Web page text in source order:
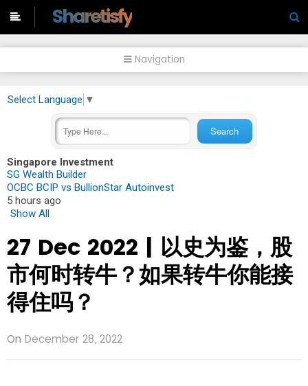
Sharetisfy
Navigation
Select Language ▼
Singapore Investment
SG Wealth Builder
OCBC BCIP vs BullionStar Autoinvest
5 hours ago
Show All
27 Dec 2022 | 以史为鉴，股
市何时转牛？如果转牛你能接
得住吗？
On December 28, 2022